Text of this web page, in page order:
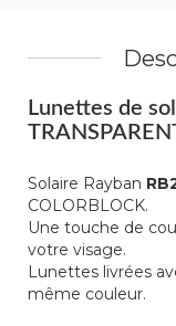
Lunettes de
Solaire Rayban
COLORBLOCK.
Une touche de
votre visage.
Lunettes livrées
même couleur.